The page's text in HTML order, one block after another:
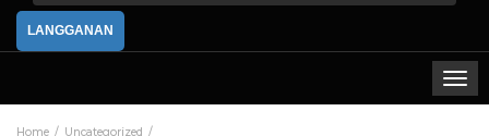
LANGGANAN
Home
Uncategorized